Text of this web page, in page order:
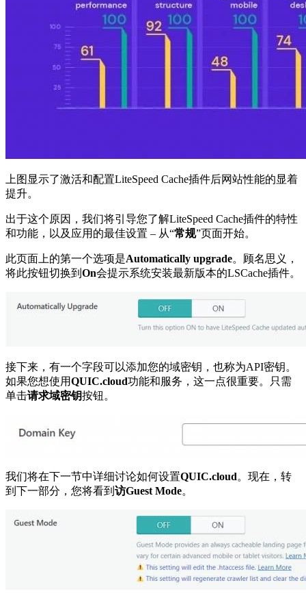
上图显示了激活和配置LiteSpeed Cache插件后网站性能的显着
提升。
出于这个原因，我们将引导您了解LiteSpeed Cache插件的特性
和功能，以及应用的最佳设置 – 从“常规”页面开始。
此页面上的第一个选项是Automatically upgrade。顾名思义，
将此按钮切换到 On会提示系统安装最新版本的LSCache插件。
接下来，有一个字段可以添加您的域密钥，也称为API密钥。
如果您想使用QUIC.cloud功能和服务，这一点很重要。只需
单击请求域密钥按钮。
我们将在下一节中详细讨论如何设置QUIC.cloud。现在，转
到下一部分，您将看到 访Guest Mode。